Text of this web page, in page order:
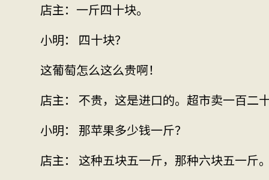
店主：一斤四十块。
小明： 四十块？
这葡萄怎么这么贵啊！
店主： 不贵，这是进口的。超市卖一百二十
小明： 那苹果多少钱一斤？
店主： 这种五块五一斤，那种六块五一斤。